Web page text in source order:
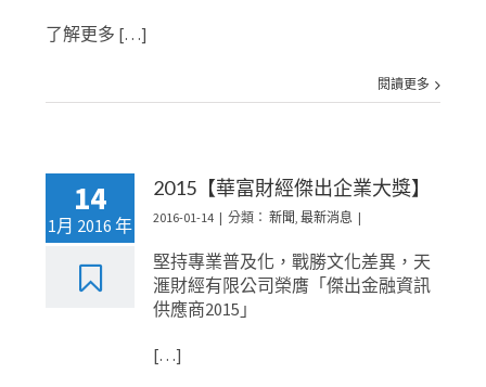
了解更多 […]
閱讀更多
14
1月 2016 年
2015【華富財經傑出企業大獎】
2016-01-14 | 分類：新聞 ,最新消息 |
堅持專業普及化，戰勝文化差異，天
滙財經有限公司榮膺「傑出金融資訊
供應商2015」
[…]